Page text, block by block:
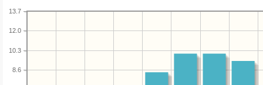
8.6
10.3
12.0
13.7